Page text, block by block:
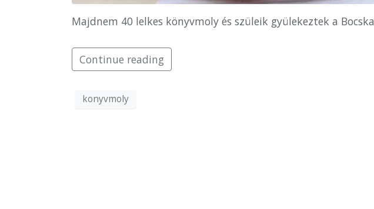
Majdnem 40 lelkes könyvmoly és szüleik gyülekeztek a
Continue reading
konyvmoly